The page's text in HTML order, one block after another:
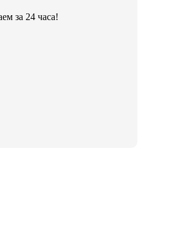
за 24 часа!